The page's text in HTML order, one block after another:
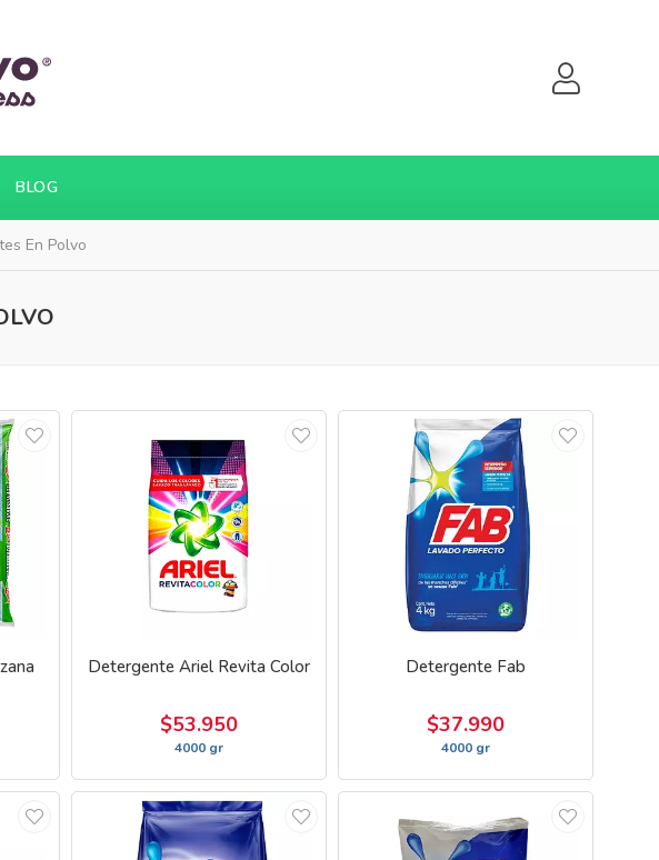
BLOG
En Polvo
Detergente Ariel Revita Color
$53.950
4000 gr
Detergente Fab
$37.990
4000 gr